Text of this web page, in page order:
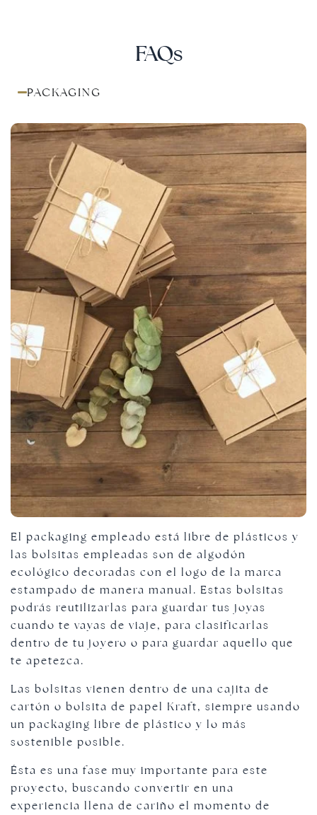
FAQs
PACKAGING
El packaging empleado está libre de plásticos y
las bolsitas empleadas son de algodón
ecológico decoradas con el logo de la marca
estampado de manera manual. Estas bolsitas
podrás reutilizarlas para guardar tus joyas
cuando te vayas de viaje, para clasificarlas
dentro de tu joyero o para guardar aquello que
te apetezca.
Las bolsitas vienen dentro de una cajita de
cartón o bolsita de papel Kraft, siempre usando
un packaging libre de plástico y lo más
sostenible posible.
Ésta es una fase muy importante para este
proyecto, buscando convertir en una
experiencia llena de cariño el momento de